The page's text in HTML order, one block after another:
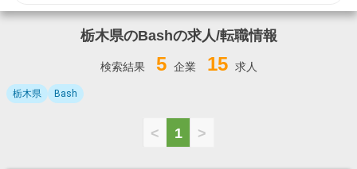
栃木県のBashの求人/転職情報
検索結果 5 企業 15 求人
栃木県 Bash
< 1 >